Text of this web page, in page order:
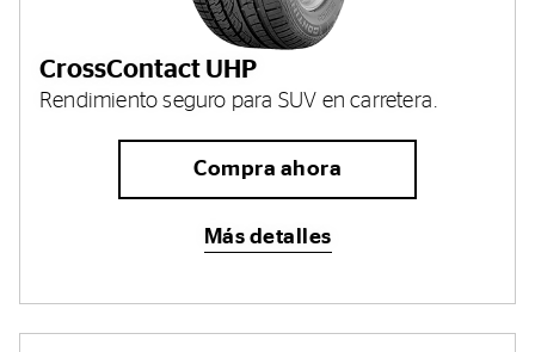
CrossContact UHP
Rendimiento seguro para SUV en carretera.
Compra ahora
Más detalles